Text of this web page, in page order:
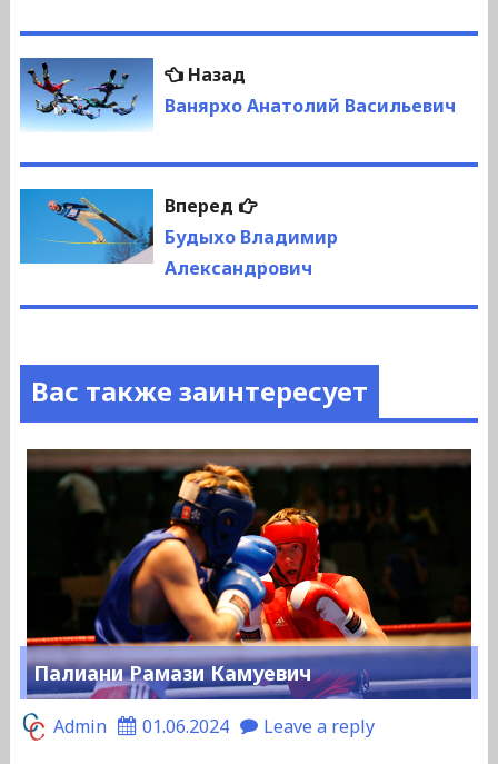
Навигация
по
записям
НазадПредыдущая
запись:
Ванярхо Анатолий Васильевич
Вперед
Следующая
запись:
Будыхо Владимир
Александрович
Вас также заинтересует
Палиани Рамази Камуевич
Admin 01.06.2024 Leave a reply